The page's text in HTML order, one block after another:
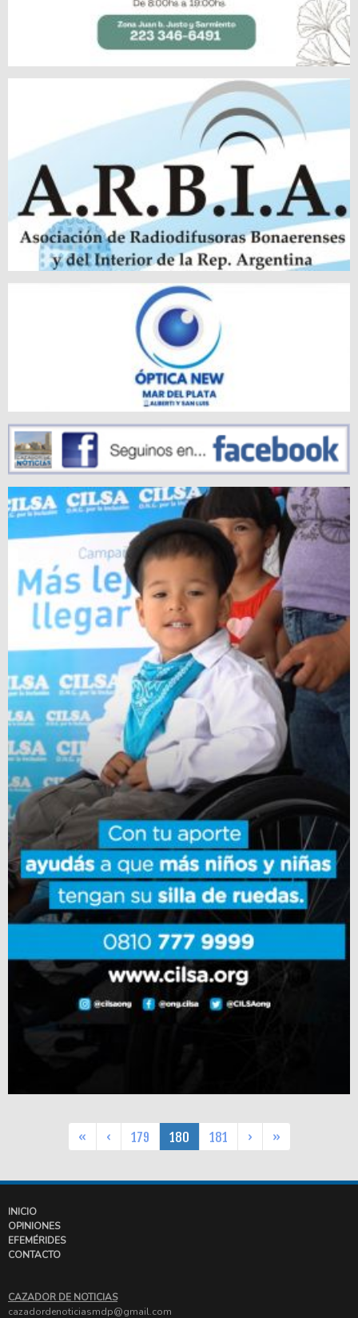
« ‹ 179 180 181 › »
INICIO
OPINIONES
EFEMÉRIDES
CONTACTO
CAZADOR DE NOTICIAS
cazadordenoticiasmdp@gmail.com